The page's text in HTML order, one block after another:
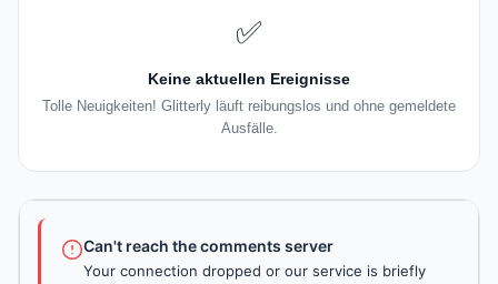
✅
Keine aktuellen Ereignisse
Tolle Neuigkeiten! Glitterly läuft reibungslos und ohne gemeldete
Ausfälle.
Can't reach the comments server
Your connection dropped or our service is briefly